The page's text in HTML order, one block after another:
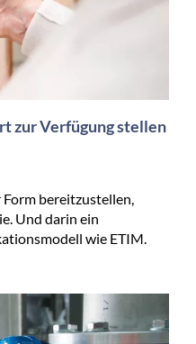
zur Verfügung stellen
bereitzustellen,
Und darin ein
wie ETIM.